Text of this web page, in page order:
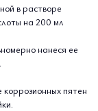
в растворе
на 200 мл
нанеся ее
пятен